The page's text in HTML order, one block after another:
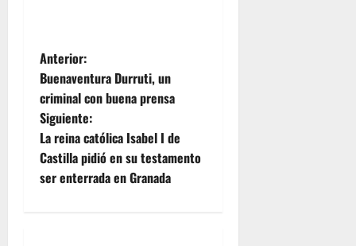
N
a
v
e
Anterior:
Buenaventura Durruti, un
criminal con buena prensa
Siguiente:
La reina católica Isabel I de
Castilla pidió en su testamento
ser enterrada en Granada